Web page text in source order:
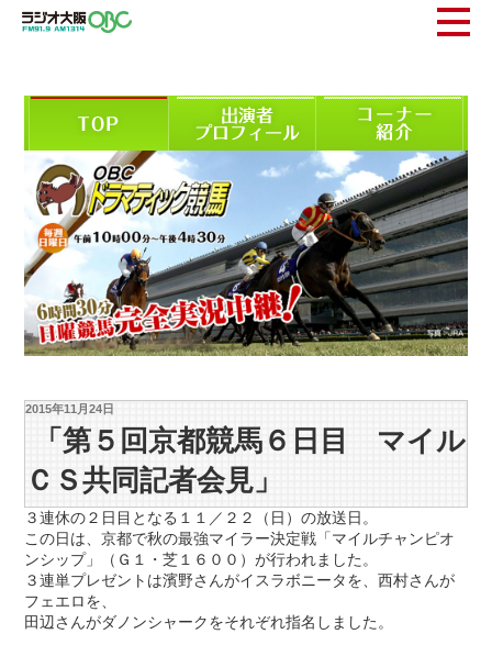
2015年11月24日
「第５回京都競馬６日目 マイル
ＣＳ共同記者会見」
３連休の２日目となる１１／２２（日）の放送日。
この日は、京都で秋の最強マイラー決定戦「マイルチャンピオ
ンシップ」（Ｇ１・芝１６００）が行われました。
３連単プレゼントは濱野さんがイスラボニータを、西村さんが
フェエロを、
田辺さんがダノンシャークをそれぞれ指名しました。